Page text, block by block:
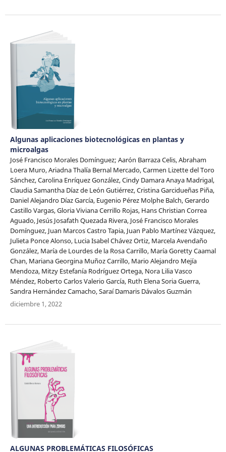
Algunas aplicaciones biotecnológicas en plantas y
microalgas
José Francisco Morales Domínguez; Aarón Barraza Celis, Abraham
Loera Muro, Ariadna Thalía Bernal Mercado, Carmen Lizette del Toro
Sánchez, Carolina Enríquez González, Cindy Damara Anaya Madrigal,
Claudia Samantha Díaz de León Gutiérrez, Cristina Garcidueñas Piña,
Daniel Alejandro Díaz García, Eugenio Pérez Molphe Balch, Gerardo
Castillo Vargas, Gloria Viviana Cerrillo Rojas, Hans Christian Correa
Aguado, Jesús Josafath Quezada Rivera, José Francisco Morales
Domínguez, Juan Marcos Castro Tapia, Juan Pablo Martínez Vázquez,
Julieta Ponce Alonso, Lucia Isabel Chávez Ortiz, Marcela Avendaño
González, María de Lourdes de la Rosa Carrillo, María Goretty Caamal
Chan, Mariana Georgina Muñoz Carrillo, Mario Alejandro Mejía
Mendoza, Mitzy Estefanía Rodríguez Ortega, Nora Lilia Vasco
Méndez, Roberto Carlos Valerio García, Ruth Elena Soria Guerra,
Sandra Hernández Camacho, Saraí Damaris Dávalos Guzmán
diciembre 1, 2022
ALGUNAS PROBLEMÁTICAS FILOSÓFICAS